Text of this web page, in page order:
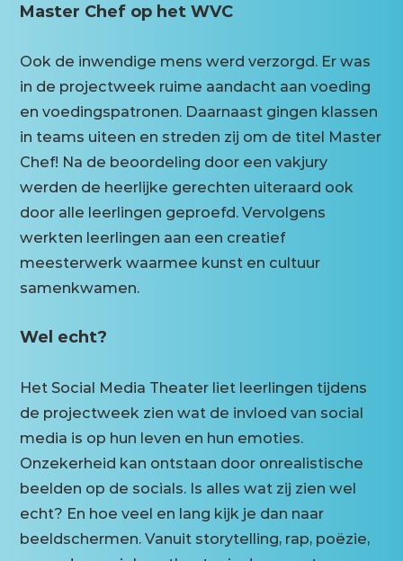
Master Chef op het WVC
Ook de inwendige mens werd verzorgd. Er was
in de projectweek ruime aandacht aan voeding
en voedingspatronen. Daarnaast gingen klassen
in teams uiteen en streden zij om de titel Master
Chef! Na de beoordeling door een vakjury
werden de heerlijke gerechten uiteraard ook
door alle leerlingen geproefd. Vervolgens
werkten leerlingen aan een creatief
meesterwerk waarmee kunst en cultuur
samenkwamen.
Wel echt?
Het Social Media Theater liet leerlingen tijdens
de projectweek zien wat de invloed van social
media is op hun leven en hun emoties.
Onzekerheid kan ontstaan door onrealistische
beelden op de socials. Is alles wat zij zien wel
echt? En hoe veel en lang kijk je dan naar
beeldschermen. Vanuit storytelling, rap, poëzie,